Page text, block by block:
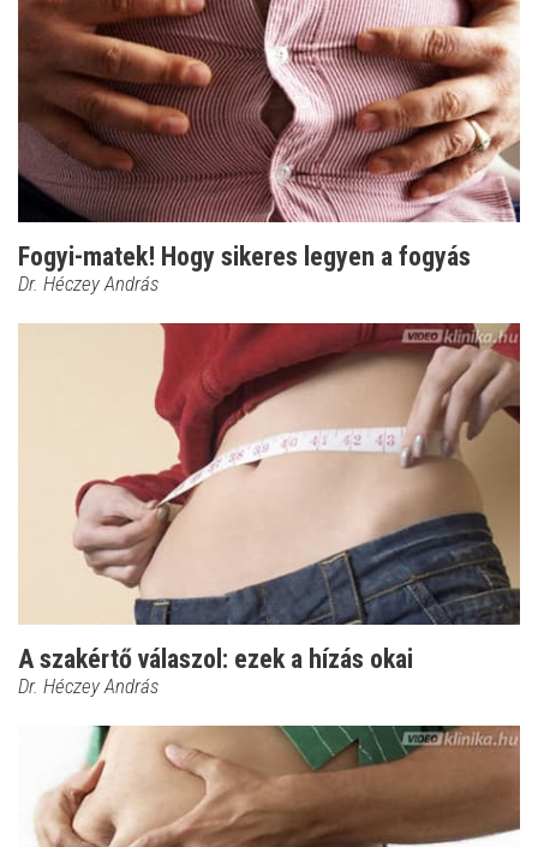
Fogyi-matek! Hogy sikeres legyen a fogyás
Dr. Héczey András
A szakértő válaszol: ezek a hízás okai
Dr. Héczey András